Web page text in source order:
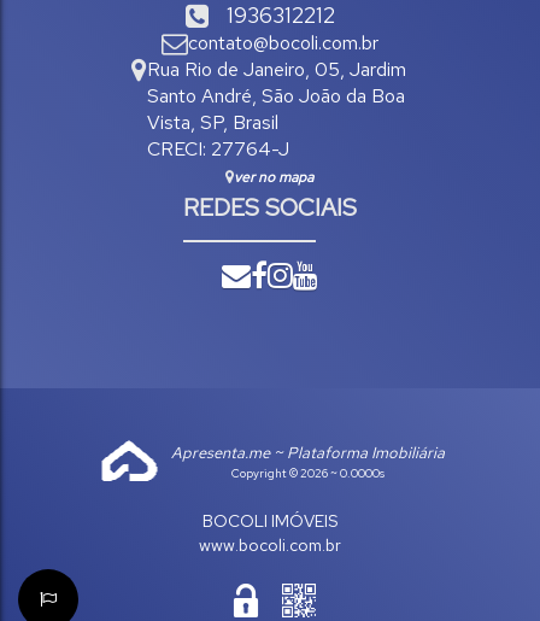
1936312212
contato@bocoli.com.br
Rua Rio de Janeiro, 05, Jardim
Santo André, São João da Boa
Vista, SP, Brasil
CRECI: 27764-J
ver no mapa
REDES SOCIAIS
Apresenta.me ~ Plataforma Imobiliária
Copyright © 2026 ~ 0.0000s
BOCOLI IMÓVEIS
www.bocoli.com.br